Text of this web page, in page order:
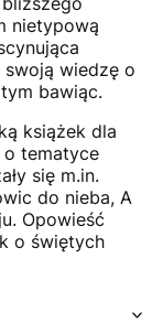
nietypową
wiedzę o
bawiąc.
książek dla
o tematyce
się m.in.
do nieba, A
Opowieść
o świętych